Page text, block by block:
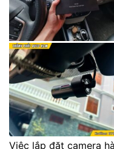
Việc lắp đặt camera